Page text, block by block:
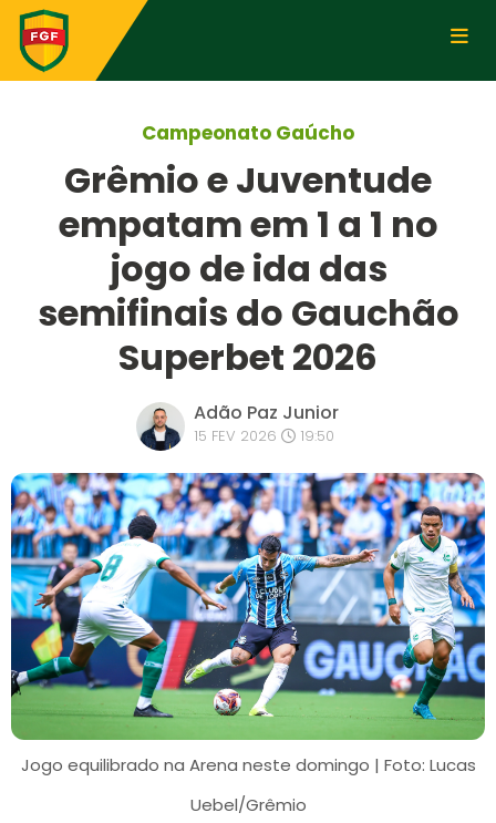
Campeonato Gaúcho
Grêmio e Juventude
empatam em 1 a 1 no
jogo de ida das
semifinais do Gauchão
Superbet 2026
Adão Paz Junior
15 FEV 2026 19:50
Jogo equilibrado na Arena neste domingo | Foto: Lucas
Uebel/Grêmio